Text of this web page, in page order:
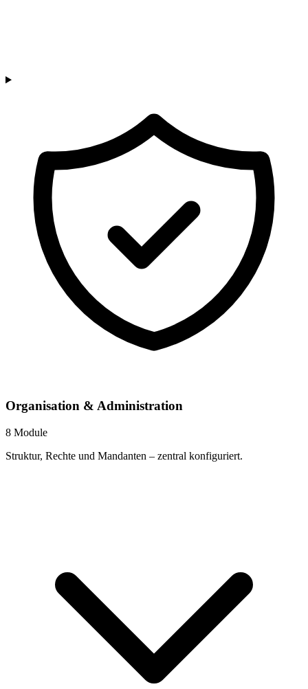
Organisation & Administration
8 Module
Struktur, Rechte und Mandanten – zentral konfiguriert.